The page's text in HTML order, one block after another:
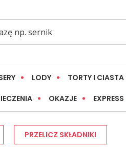
LODY TORTY I
OKAZJE EXPRESS
PRZELICZ SKŁADNIKI